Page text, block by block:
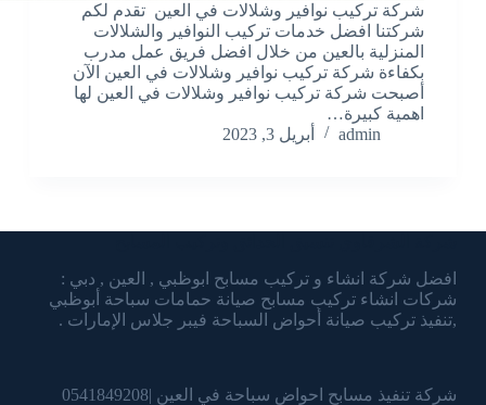
شركة تركيب نوافير وشلالات في العين تقدم لكم
شركتنا افضل خدمات تركيب النوافير والشلالات
المنزلية بالعين من خلال افضل فريق عمل مدرب
بكفاءة شركة تركيب نوافير وشلالات في العين الآن
أصبحت شركة تركيب نوافير وشلالات في العين لها
اهمية كبيرة…
admin
أبريل 3, 2023
افضل شركة انشاء و تركيب مسابح ابوظبي , العين , دبي :
شركات انشاء تركيب مسابح صيانة حمامات سباحة أبوظبي
,تنفيذ تركيب صيانة أحواض السباحة فيبر جلاس الإمارات .
شركة تنفيذ مسابح احواض سباحة في العين |0541849208